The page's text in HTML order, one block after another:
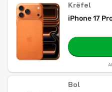
Krëfel
iPhone 17
Bol